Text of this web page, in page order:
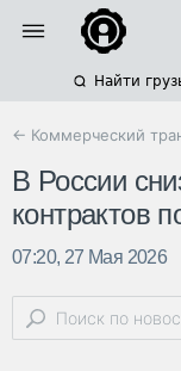
Найти
← Коммерческий
В России
контрактов
07:20, 27 Мая 2026